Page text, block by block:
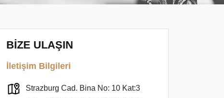
BİZE ULAŞIN
İletişim Bilgileri
Strazburg Cad. Bina No: 10 Kat:3